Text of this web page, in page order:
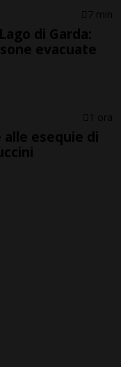
7 min
di Garda:
evacuate
1 ora
alle esequie di